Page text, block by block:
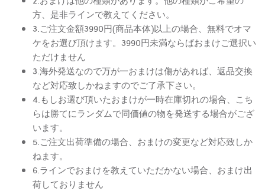
方、是非ラインで教えてください。
3.ご注文金額3990円(商品本体)以上の場合、無料でオマ
ケをお選び頂けます。3990円未満ならばおまけご選択い
ただけません
3.海外発送なので万が一おまけは傷があれば、返品交換
など対応致しかねますのでご了承下さい。
4.もしお選び頂いたおまけが一時在庫切れの場合、こち
らは勝てにランダムで同価値の物を発送する場合がござ
います。
5.ご注文出荷準備の場合、おまけの変更など対応致しか
ねます。
6.ラインでおまけを教えていただかない場合、おまけ出
荷しておりません